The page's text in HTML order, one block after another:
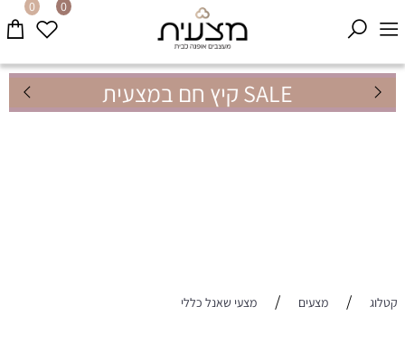
SALE קיץ חם במצעית
0 0
קטלוג / מצעים / מצעי שאנל כללי